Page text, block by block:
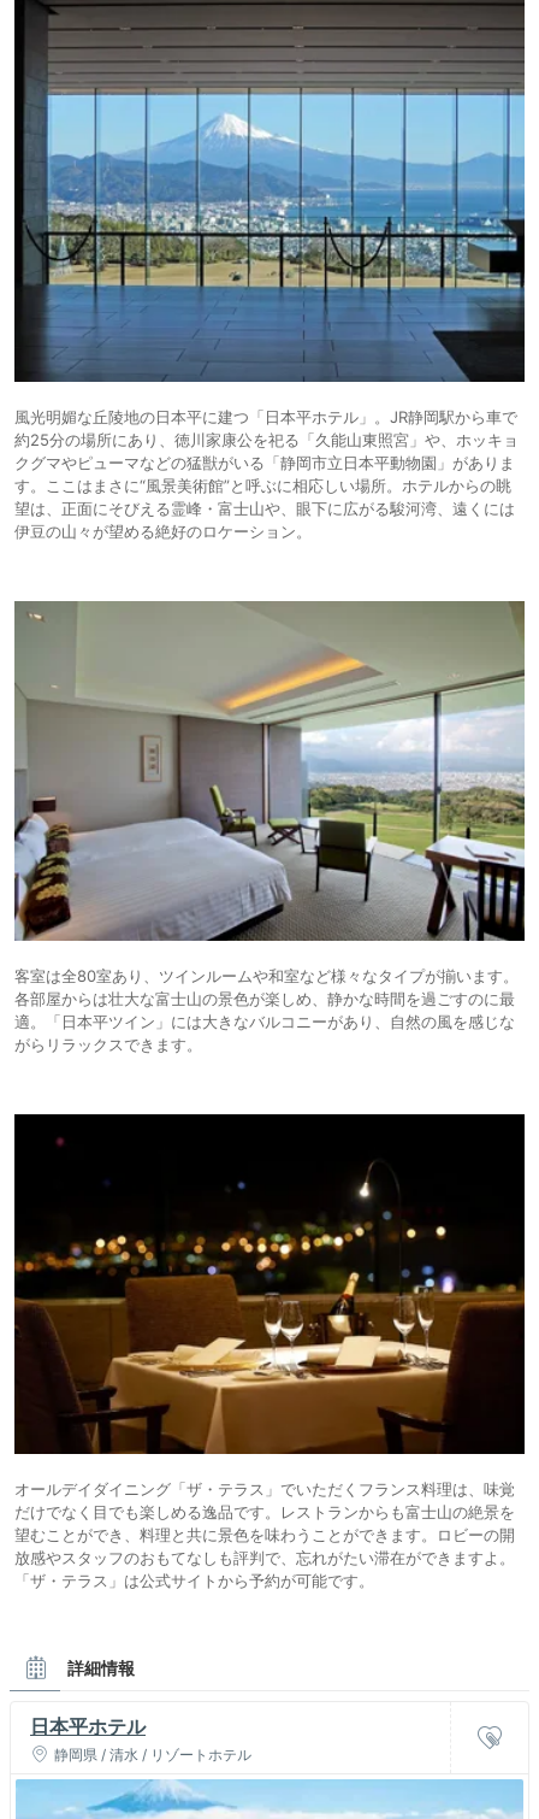
風光明媚な丘陵地の日本平に建つ「日本平ホテル」。JR静岡駅から車で
約25分の場所にあり、徳川家康公を祀る「久能山東照宮」や、ホッキョ
クグマやピューマなどの猛獣がいる「静岡市立日本平動物園」がありま
す。ここはまさに“風景美術館”と呼ぶに相応しい場所。ホテルからの眺
望は、正面にそびえる霊峰・富士山や、眼下に広がる駿河湾、遠くには
伊豆の山々が望める絶好のロケーション。
客室は全80室あり、ツインルームや和室など様々なタイプが揃います。
各部屋からは壮大な富士山の景色が楽しめ、静かな時間を過ごすのに最
適。「日本平ツイン」には大きなバルコニーがあり、自然の風を感じな
がらリラックスできます。
オールデイダイニング「ザ・テラス」でいただくフランス料理は、味覚
だけでなく目でも楽しめる逸品です。レストランからも富士山の絶景を
望むことができ、料理と共に景色を味わうことができます。ロビーの開
放感やスタッフのおもてなしも評判で、忘れがたい滞在ができますよ。
「ザ・テラス」は公式サイトから予約が可能です。
詳細情報
日本平ホテル
静岡県 / 清水 / リゾートホテル